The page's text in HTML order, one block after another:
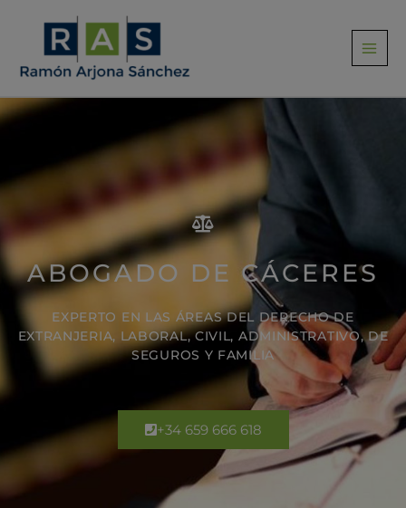
contenido
ABOGADO DE CÁCERES
EXPERTO EN LAS ÁREAS DEL DERECHO DE
EXTRANJERIA, LABORAL, CIVIL, ADMINISTRATIVO, DE
SEGUROS Y FAMILIA
+34 659 666 618